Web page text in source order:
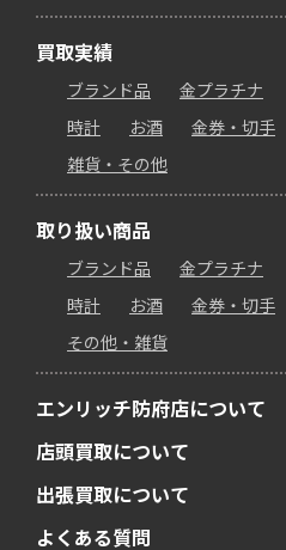
買取実績
ブランド品 金プラチナ
時計
お酒 金券・切手
雑貨・その他
取り扱い商品
ブランド品 金プラチナ
時計
お酒 金券・切手
その他・雑貨
エンリッチ防府店について
店頭買取について
出張買取について
よくある質問